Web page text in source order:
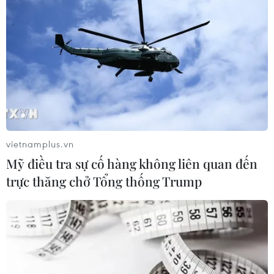
Giá trị thị trường của Tesla lần đầu vượt
mức 700 tỷ USD
07/01/2021 06:04
Với cột mốc này, Tesla có giá trị thị trường cao hơn tổng
giá trị hiện của các đối thủ là General Motors, Ford,
Toyota, Honda, Fiat Chrysler và Volkswagen cộng lại.
vietnamplus.vn
Mỹ điều tra sự cố hàng không liên quan đến
trực thăng chở Tổng thống Trump